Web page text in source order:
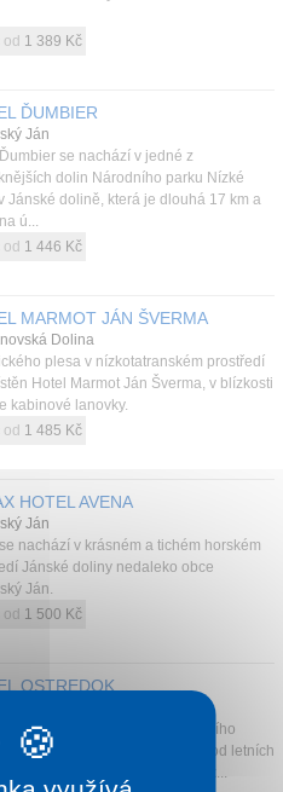
1 389 Kč
ĎUMBIER
Ján
se nachází v jedné z
dolin Národního parku Nízké
Jánské dolině, která je dlouhá 17 km a
ú...
1 446 Kč
MARMOT JÁN ŠVERMA
Dolina
plesa v nízkotatranském prostředí
Hotel Marmot Ján Šverma, v blízkosti
kabinové lanovky.
1 485 Kč
HOTEL AVENA
Ján
nachází v krásném a tichém horském
Jánské doliny nedaleko obce
Ján.
1 500 Kč
OSTREDOK
poloha hotelu v centru celoročního
Jasná vás dělí jen pár kroků od letních
aktivit. Dopřejte si soukromí, k...